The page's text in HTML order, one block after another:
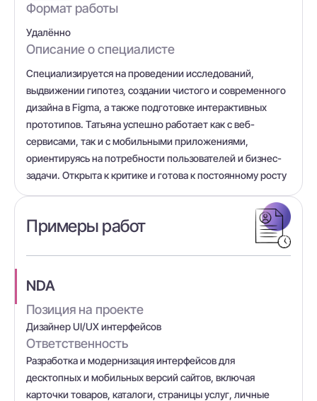
Формат работы
Удалённо
Описание о специалисте
Специализируется на проведении исследований,
выдвижении гипотез, создании чистого и современного
дизайна в Figma, а также подготовке интерактивных
прототипов. Татьяна успешно работает как с веб-
сервисами, так и с мобильными приложениями,
ориентируясь на потребности пользователей и бизнес-
задачи. Открыта к критике и готова к постоянному росту
Примеры работ
NDA
Позиция на проекте
Дизайнер UI/UX интерфейсов
Ответственность
Разработка и модернизация интерфейсов для
десктопных и мобильных версий сайтов, включая
карточки товаров, каталоги, страницы услуг, личные